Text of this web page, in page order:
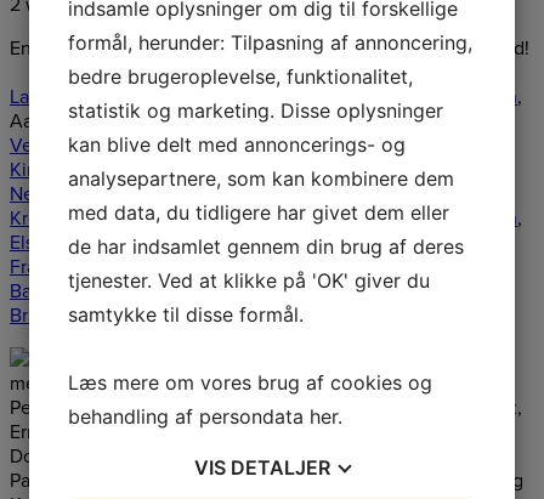
En særlig hilsen til mine nyeste følgere! Fedt at have jer med!
Laurids Peter Christensen
Preben Pedersen,
Aage Fynbo Rasmussen,John Og Edith Langholz,Ernst
Vedstesen,Jannie Breinhøj Jensen, Ingrid Knudsen,
Kirkegaard, Michał Leszczynski ,Gert Rasmussen, Paraoanu
Nelu
Kurt Lauridsen,Anne-Marie Frederiksen , Stig
Krogsbæk,Dariusz Kornowski, Anita Kongste,Annie Jensen,
Else Schmidt, Claus Rask Sørensen ,Daniel Dragan,John
Frandsen
Thorkild Lundal Nielsen, Anette Hansen
Bager
Mie Kegel ,Tom Andreasen, Lorenz Svenstrup
Brandt
...See MoreSee Less
indsamle oplysninger om dig til forskellige
formål, herunder: Tilpasning af annoncering,
bedre brugeroplevelse, funktionalitet,
statistik og marketing. Disse oplysninger
kan blive delt med annoncerings- og
analysepartnere, som kan kombinere dem
med data, du tidligere har givet dem eller
de har indsamlet gennem din brug af deres
tjenester. Ved at klikke på 'OK' giver du
samtykke til disse formål.
Læs mere om vores brug af cookies og
behandling af persondata her.
VIS DETALJER